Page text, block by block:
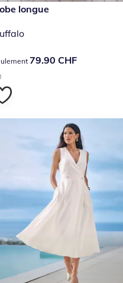
CHF
longue
CHF79.90 CHF